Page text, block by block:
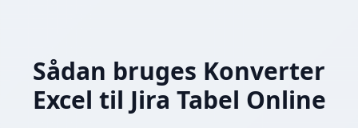
Sådan bruges Konverter
Excel til Jira Tabel Online